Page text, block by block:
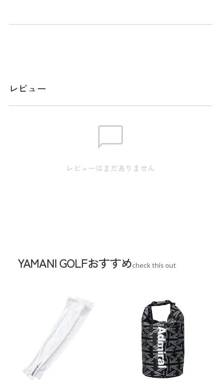
フリーカット可能仕様。
素材
サイズ
全長110cm×W3.5cm
レビュー
レビューはまだありません
YAMANI GOLFおすすめcheck this out